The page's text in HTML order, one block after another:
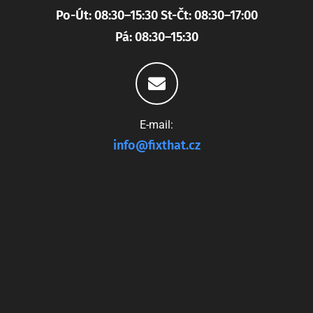
Po-Út: 08:30–15:30 St-Čt: 08:30–17:00
Pá: 08:30–15:30
E-mail:
info@fixthat.cz